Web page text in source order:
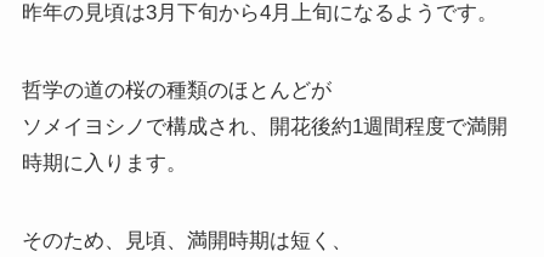
昨年の見頃は3月下旬から4月上旬になるようです。
哲学の道の桜の種類のほとんどが
ソメイヨシノで構成され、開花後約1週間程度で満開
時期に入ります。
そのため、見頃、満開時期は短く、